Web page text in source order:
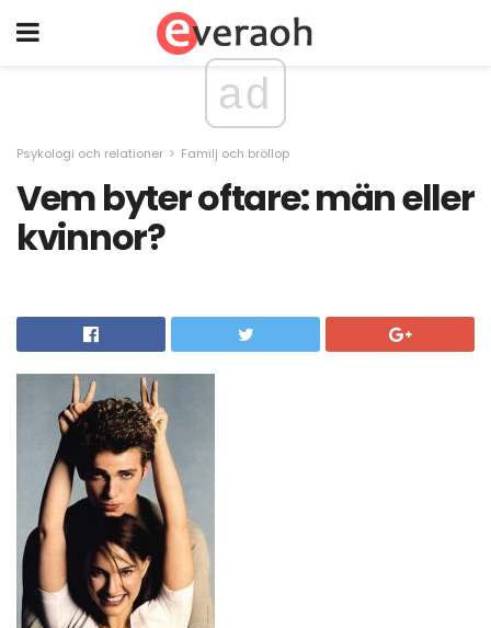
ad
Psykologi och relationer Familj och bröllop
Vem byter oftare: män eller
kvinnor?